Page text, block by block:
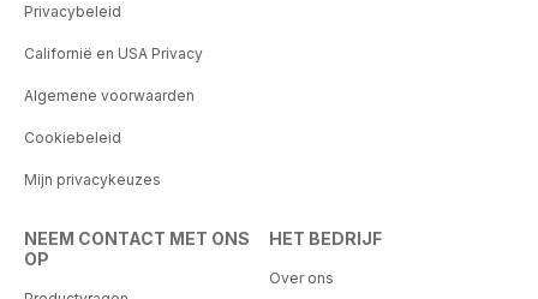
Privacybeleid
Californië en USA Privacy
Algemene voorwaarden
Cookiebeleid
Mijn privacykeuzes
NEEM CONTACT MET ONS
OP
HET BEDRIJF
Over ons